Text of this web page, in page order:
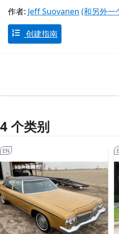
作者: Jeff Suovanen (和另外一
创建指南
4 个类别
EN